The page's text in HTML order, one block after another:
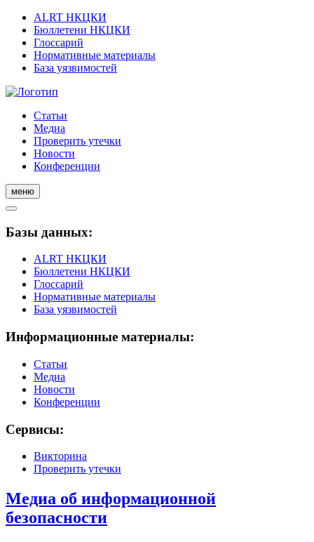
ALRT НКЦКИ
Бюллетени НКЦКИ
Глоссарий
Нормативные материалы
База уязвимостей
Статьи
Медиа
Проверить утечки
Новости
Конференции
меню
Базы данных:
ALRT НКЦКИ
Бюллетени НКЦКИ
Глоссарий
Нормативные материалы
База уязвимостей
Информационные материалы:
Статьи
Медиа
Новости
Конференции
Сервисы:
Викторина
Проверить утечки
Медиа об информационной
безопасности